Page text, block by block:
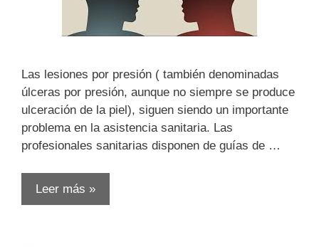
Las lesiones por presión ( también denominadas
úlceras por presión, aunque no siempre se produce
ulceración de la piel), siguen siendo un importante
problema en la asistencia sanitaria. Las
profesionales sanitarias disponen de guías de …
Leer más »